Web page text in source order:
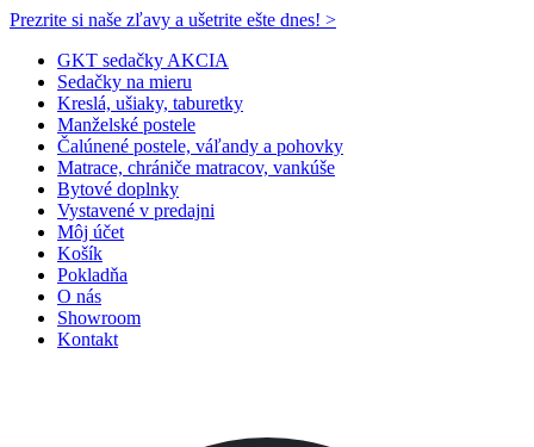
Prezrite si naše zľavy a ušetrite ešte dnes! >​
GKT sedačky AKCIA
Sedačky na mieru
Kreslá, ušiaky, taburetky
Manželské postele
Čalúnené postele, váľandy a pohovky
Matrace, chrániče matracov, vankúše
Bytové doplnky
Vystavené v predajni
Môj účet
Košík
Pokladňa
O nás
Showroom
Kontakt